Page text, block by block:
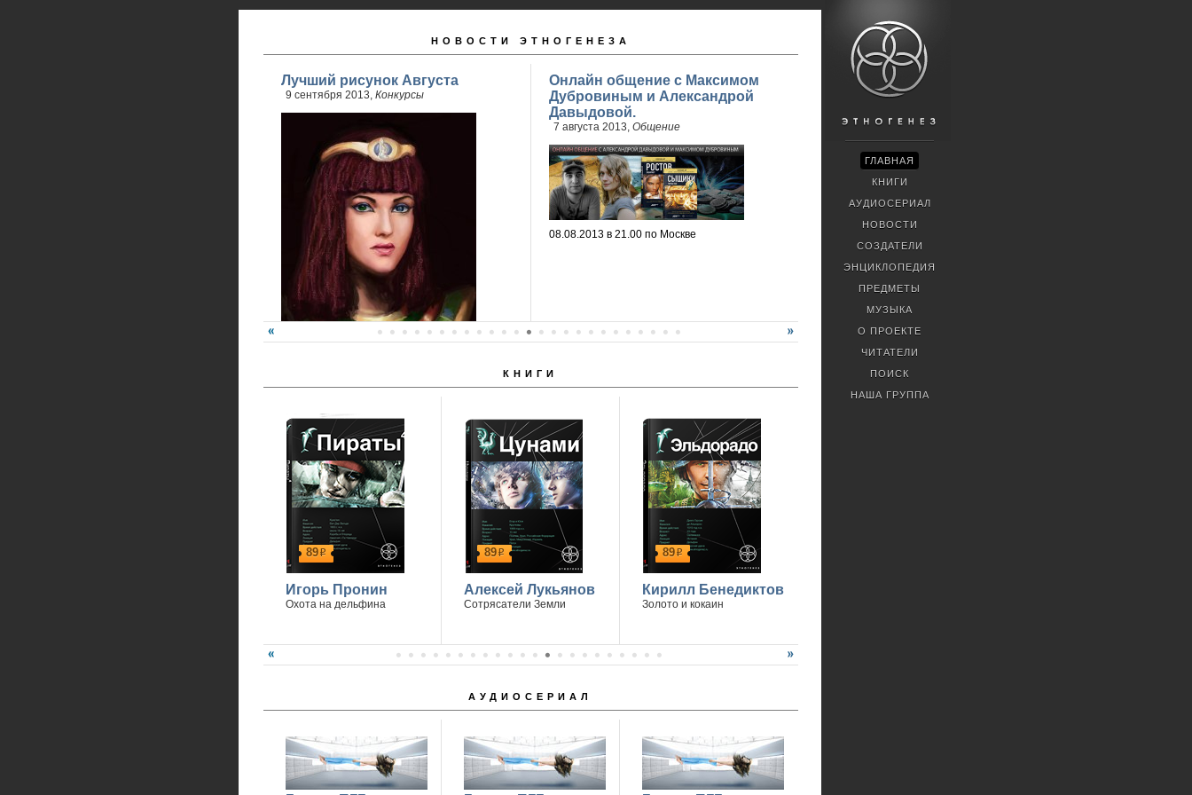
НОВОСТИ ЭТНОГЕНЕЗА
Лучший рисунок Августа
9 сентября 2013, Конкурсы
Победитель - Анна Ремез
Онлайн общение с Максимом
Дубровиным и Александрой
Давыдовой.
7 августа 2013, Общение
08.08.2013 в 21.00 по Москве
КНИГИ
89р
Игорь Пронин
Охота на дельфина
89р
Алексей Лукьянов
Сотрясатели Земли
89р
Кирилл Бенедиктов
Золото и кокаин
АУДИОСЕРИАЛ
ГЛАВНАЯ
КНИГИ
АУДИОСЕРИАЛ
НОВОСТИ
СОЗДАТЕЛИ
ЭНЦИКЛОПЕДИЯ
ПРЕДМЕТЫ
МУЗЫКА
О ПРОЕКТЕ
ЧИТАТЕЛИ
ПОИСК
НАША ГРУППА